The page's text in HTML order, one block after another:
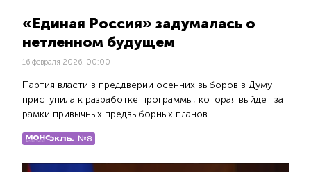
«Единая Россия» задумалась о
нетленном будущем
16 февраля 2026, 00:00
Партия власти в преддверии осенних выборов в Думу
приступила к разработке программы, которая выйдет за
рамки привычных предвыборных планов
№8